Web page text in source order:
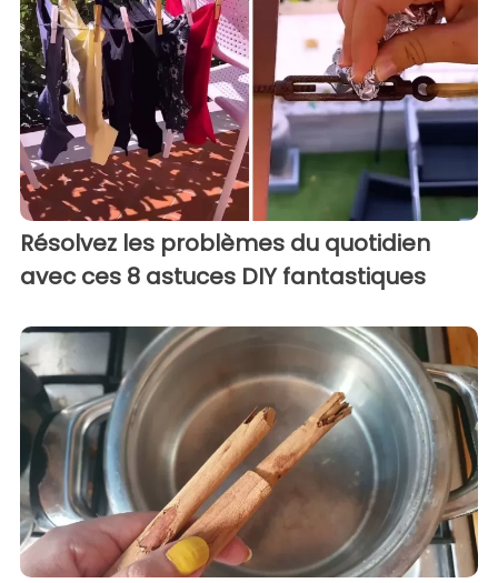
Résolvez les problèmes du quotidien
avec ces 8 astuces DIY fantastiques